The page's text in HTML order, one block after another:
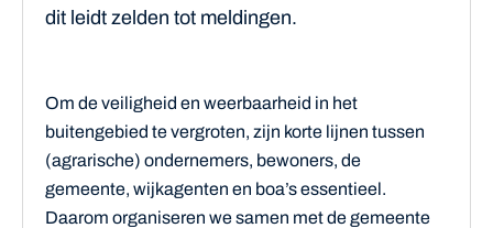
dit leidt zelden tot meldingen.
Om de veiligheid en weerbaarheid in het
buitengebied te vergroten, zijn korte lijnen tussen
(agrarische) ondernemers, bewoners, de
gemeente, wijkagenten en boa’s essentieel.
Daarom organiseren we samen met de gemeente